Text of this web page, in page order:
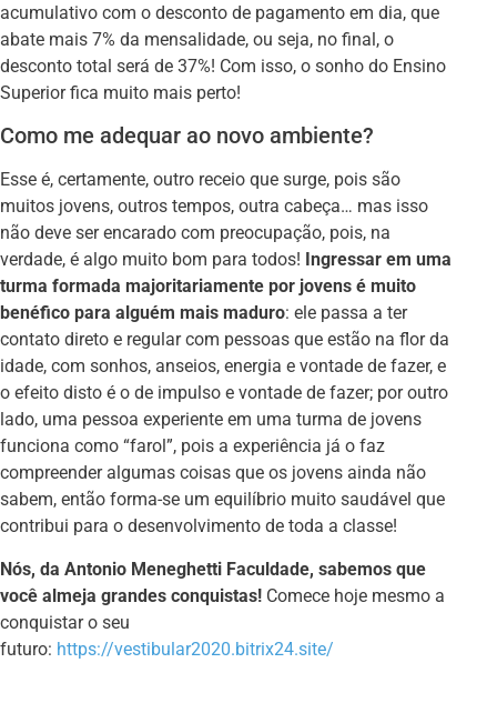
acumulativo com o desconto de pagamento em dia, que
abate mais 7% da mensalidade, ou seja, no final, o
desconto total será de 37%! Com isso, o sonho do Ensino
Superior fica muito mais perto!
Como me adequar ao novo ambiente?
Esse é, certamente, outro receio que surge, pois são
muitos jovens, outros tempos, outra cabeça… mas isso
não deve ser encarado com preocupação, pois, na
verdade, é algo muito bom para todos! Ingressar em uma
turma formada majoritariamente por jovens é muito
benéfico para alguém mais maduro: ele passa a ter
contato direto e regular com pessoas que estão na flor da
idade, com sonhos, anseios, energia e vontade de fazer, e
o efeito disto é o de impulso e vontade de fazer; por outro
lado, uma pessoa experiente em uma turma de jovens
funciona como “farol”, pois a experiência já o faz
compreender algumas coisas que os jovens ainda não
sabem, então forma-se um equilíbrio muito saudável que
contribui para o desenvolvimento de toda a classe!
Nós, da Antonio Meneghetti Faculdade, sabemos que
você almeja grandes conquistas! Comece hoje mesmo a
conquistar o seu
futuro: https://vestibular2020.bitrix24.site/